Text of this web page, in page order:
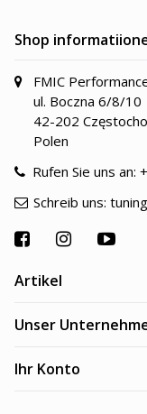
Shop
FMIC
ul. Boczna 6/8/10
42-202
Polen
Rufen Sie uns an:
Schreib uns:
Artikel
Unser
Ihr Konto